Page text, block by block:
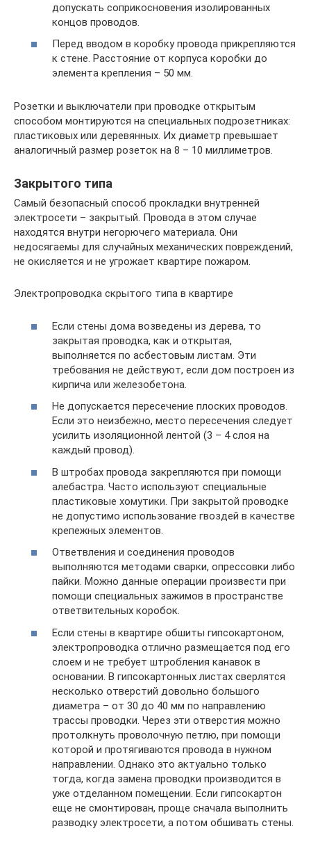
допускать соприкосновения изолированных
концов проводов.
Перед вводом в коробку провода прикрепляются
к стене. Расстояние от корпуса коробки до
элемента крепления – 50 мм.
Розетки и выключатели при проводке открытым
способом монтируются на специальных подрозетниках:
пластиковых или деревянных. Их диаметр превышает
аналогичный размер розеток на 8 – 10 миллиметров.
Закрытого типа
Самый безопасный способ прокладки внутренней
электросети – закрытый. Провода в этом случае
находятся внутри негорючего материала. Они
недосягаемы для случайных механических повреждений,
не окисляется и не угрожает квартире пожаром.
Электропроводка скрытого типа в квартире
Если стены дома возведены из дерева, то
закрытая проводка, как и открытая,
выполняется по асбестовым листам. Эти
требования не действуют, если дом построен из
кирпича или железобетона.
Не допускается пересечение плоских проводов.
Если это неизбежно, место пересечения следует
усилить изоляционной лентой (3 – 4 слоя на
каждый провод).
В штробах провода закрепляются при помощи
алебастра. Часто используют специальные
пластиковые хомутики. При закрытой проводке
не допустимо использование гвоздей в качестве
крепежных элементов.
Ответвления и соединения проводов
выполняются методами сварки, опрессовки либо
пайки. Можно данные операции произвести при
помощи специальных зажимов в пространстве
ответвительных коробок.
Если стены в квартире обшиты гипсокартоном,
электропроводка отлично размещается под его
слоем и не требует штробления канавок в
основании. В гипсокартонных листах сверлятся
несколько отверстий довольно большого
диаметра – от 30 до 40 мм по направлению
трассы проводки. Через эти отверстия можно
протолкнуть проволочную петлю, при помощи
которой и протягиваются провода в нужном
направлении. Однако это актуально только
тогда, когда замена проводки производится в
уже отделанном помещении. Если гипсокартон
еще не смонтирован, проще сначала выполнить
разводку электросети, а потом обшивать стены.